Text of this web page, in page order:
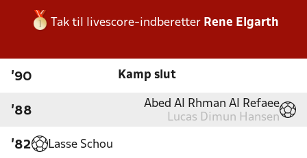
Tak til livescore-indberetter Rene Elgarth
'90 Kamp slut
'88
Abed Al Rhman Al Refaee
Lucas Dimun Hansen
'82 Lasse Schou